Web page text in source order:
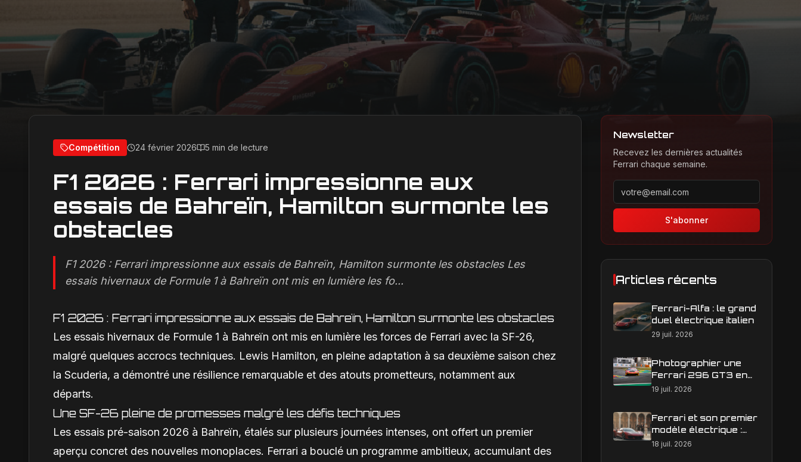
Compétition 24 février 2026 5 min de lecture
F1 2026 : Ferrari impressionne aux
essais de Bahreïn, Hamilton surmonte les
obstacles
F1 2026 : Ferrari impressionne aux essais de Bahreïn, Hamilton surmonte les obstacles Les
essais hivernaux de Formule 1 à Bahreïn ont mis en lumière les fo...
F1 2026 : Ferrari impressionne aux essais de Bahreïn, Hamilton surmonte les obstacles
Les essais hivernaux de Formule 1 à Bahreïn ont mis en lumière les forces de Ferrari avec la SF-26,
malgré quelques accrocs techniques. Lewis Hamilton, en pleine adaptation à sa deuxième saison chez
la Scuderia, a démontré une résilience remarquable et des atouts prometteurs, notamment aux
départs.
Une SF-26 pleine de promesses malgré les défis techniques
Les essais pré-saison 2026 à Bahreïn, étalés sur plusieurs journées intenses, ont offert un premier
aperçu concret des nouvelles monoplaces. Ferrari a bouclé un programme ambitieux, accumulant des
Newsletter
Recevez les dernières actualités
Ferrari chaque semaine.
Adresse email pour la newsletter
S'abonner
Articles récents
Ferrari-Alfa : le grand
duel électrique italien
29 juil. 2026
Photographier une
Ferrari 296 GT3 en
action : construire une
19 juil. 2026
Ferrari et son premier
modèle électrique :
calendrier de
18 juil. 2026